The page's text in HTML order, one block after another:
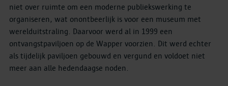
niet over ruimte om een moderne publiekswerking te
organiseren, wat onontbeerlijk is voor een museum met
werelduitstraling. Daarvoor werd al in 1999 een
ontvangstpaviljoen op de Wapper voorzien. Dit werd echter
als tijdelijk paviljoen gebouwd en vergund en voldoet niet
meer aan alle hedendaagse noden.